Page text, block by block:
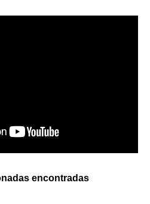
encontradas